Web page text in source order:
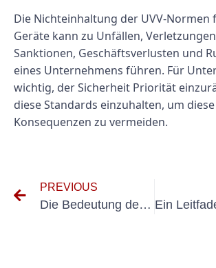
Die Nichteinhaltung der UVV-Normen
Geräte kann zu Unfällen,
Sanktionen, Geschäftsverlusten und
eines Unternehmens führen. Für
wichtig, der Sicherheit Priorität
diese Standards einzuhalten, um diese
Konsequenzen zu vermeiden.
PREVIOUS
Die Bedeutung der UVV-Prüfung für PKW verstehen: Tipps für Sachkundiger